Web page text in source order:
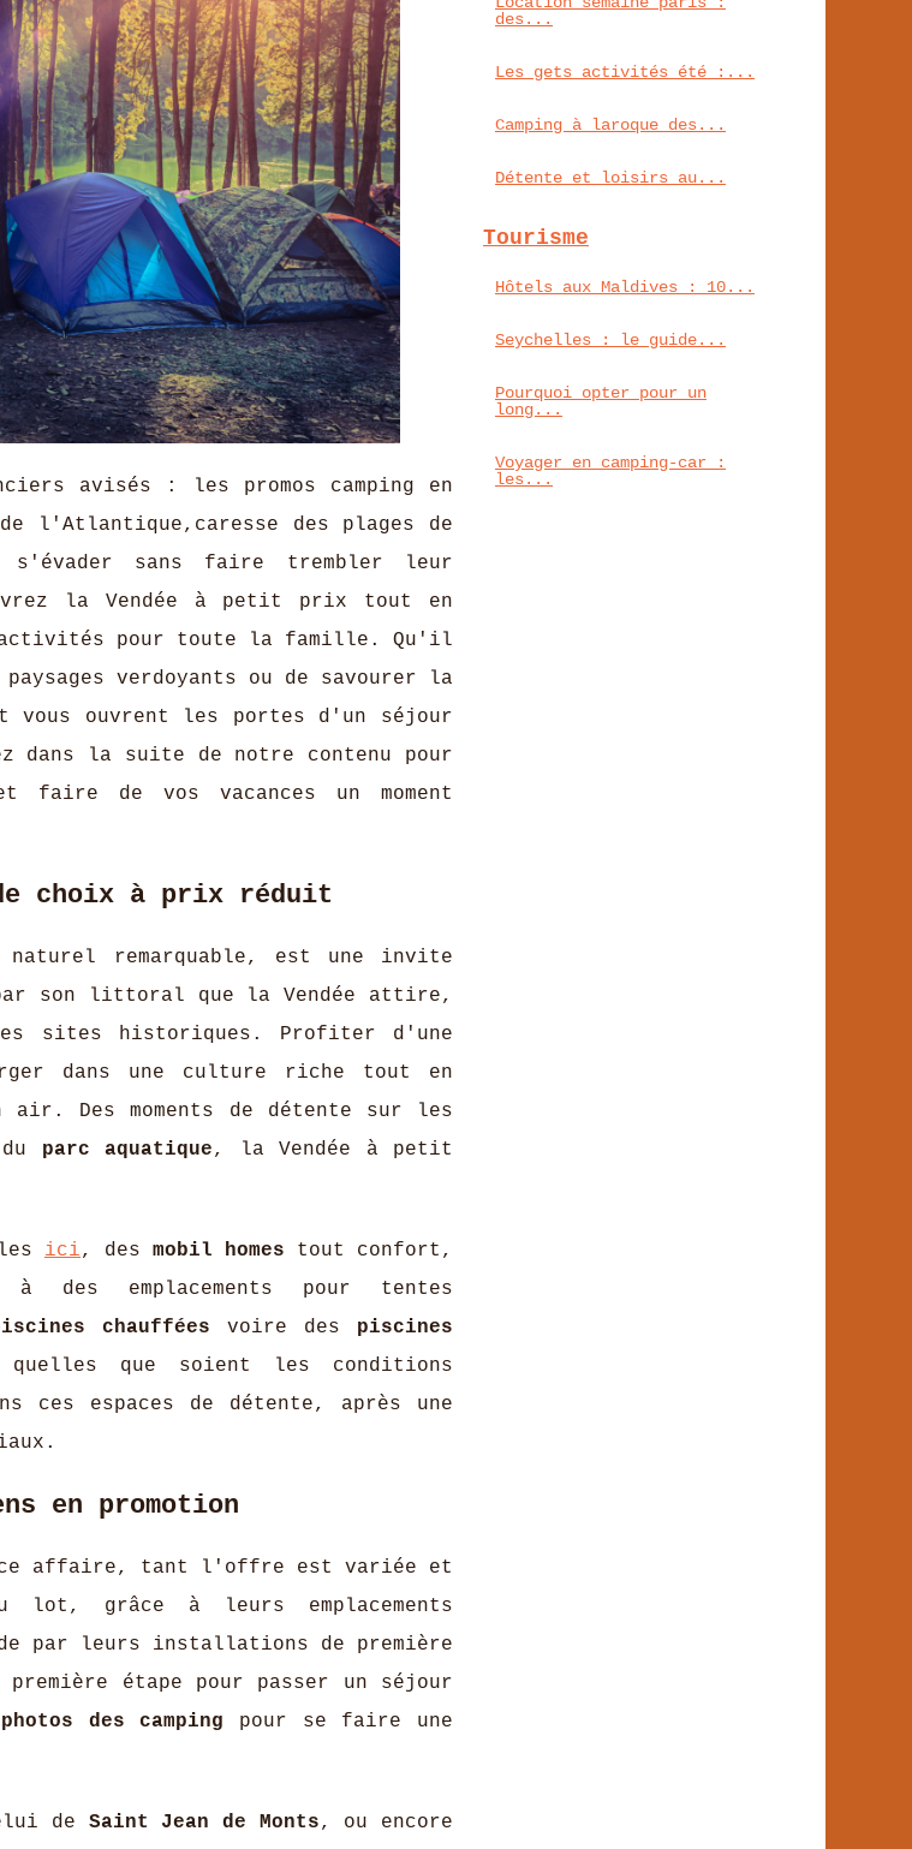
avisés : les promos camping en
l'Atlantique,caresse des plages de
sans faire trembler leur
la Vendée à petit prix tout en
pour toute la famille. Qu'il
verdoyants ou de savourer la
ouvrent les portes d'un séjour
dans la suite de notre contenu pour
faire de vos vacances un moment
choix à prix réduit
remarquable, est une invite
son littoral que la Vendée attire,
sites historiques. Profiter d'une
dans une culture riche tout en
Des moments de détente sur les
parc aquatique, la Vendée à petit
ici, des mobil homes tout confort,
des emplacements pour tentes
chauffées voire des piscines
que soient les conditions
ces espaces de détente, après une
en promotion
affaire, tant l'offre est variée et
lot, grâce à leurs emplacements
par leurs installations de première
première étape pour passer un séjour
photos des camping pour se faire une
de Saint Jean de Monts, ou encore
des...
Les gets activités été :...
Camping à laroque des...
Détente et loisirs au...
Tourisme
Hôtels aux Maldives : 10...
Seychelles : le guide...
Pourquoi opter pour un
long...
Voyager en camping-car :
les...